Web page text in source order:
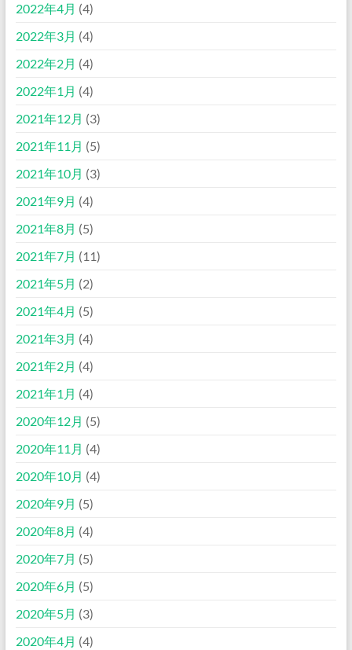
2022年4月 (4)
2022年3月 (4)
2022年2月 (4)
2022年1月 (4)
2021年12月 (3)
2021年11月 (5)
2021年10月 (3)
2021年9月 (4)
2021年8月 (5)
2021年7月 (11)
2021年5月 (2)
2021年4月 (5)
2021年3月 (4)
2021年2月 (4)
2021年1月 (4)
2020年12月 (5)
2020年11月 (4)
2020年10月 (4)
2020年9月 (5)
2020年8月 (4)
2020年7月 (5)
2020年6月 (5)
2020年5月 (3)
2020年4月 (4)